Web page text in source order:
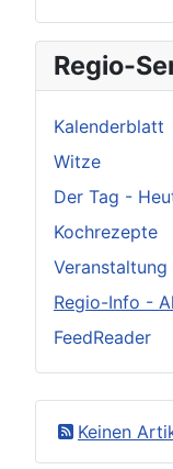
Regio-
Kalenderblatt
Witze
Der Tag -
Kochrezepte
Veranstaltung
Regio-Info -
FeedReader
Keinen